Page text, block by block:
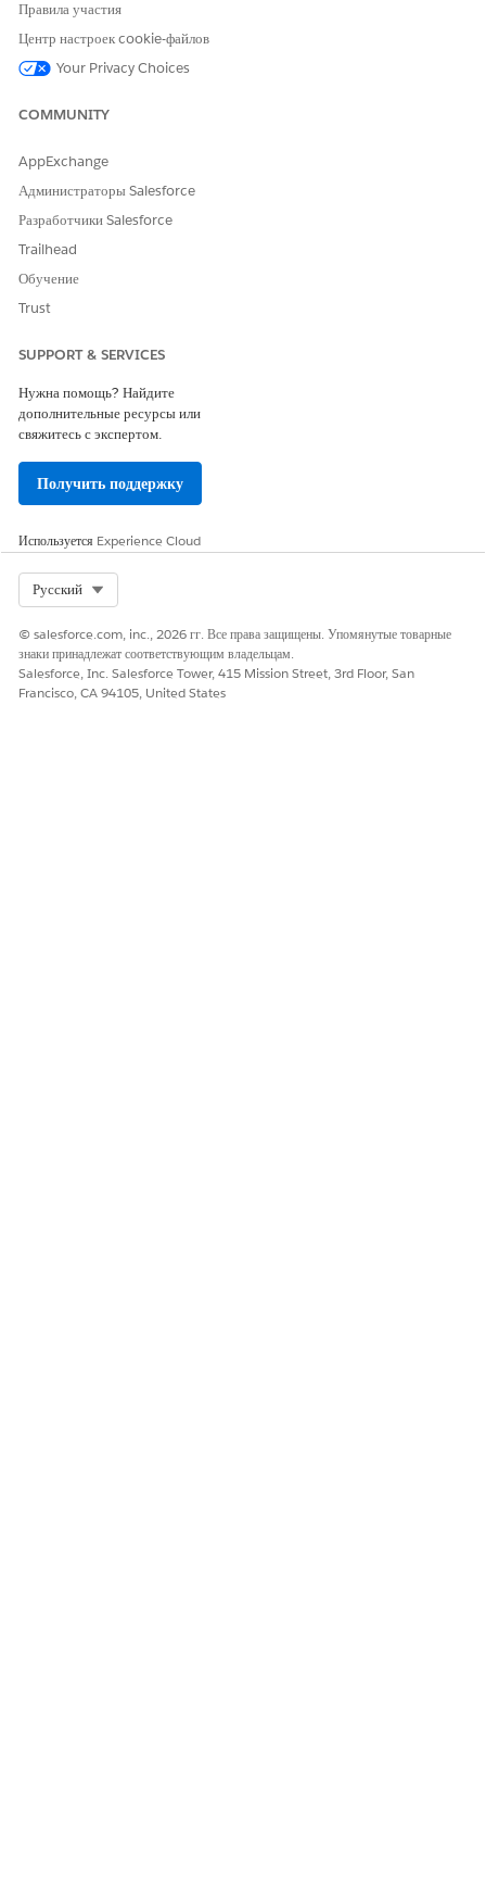
SEE ALSO
Add Data Use Purposes
ЭТА СТАТЬЯ РЕШИЛА ВАШУ ПРОБЛЕМУ?
Оставьте свой отзыв, чтобы мы могли стать лучше!
Правила участия
Центр настроек cookie-файлов
Your Privacy Choices
COMMUNITY
AppExchange
Администраторы Salesforce
Разработчики Salesforce
Trailhead
Обучение
Trust
SUPPORT & SERVICES
Нужна помощь? Найдите
дополнительные ресурсы или
свяжитесь с экспертом.
Получить поддержку
Используется Experience Cloud
Русский
© salesforce.com, inc., 2026 гг. Все права защищены. Упомянутые товарные
знаки принадлежат соответствующим владельцам.
Salesforce, Inc. Salesforce Tower, 415 Mission Street, 3rd Floor, San
Francisco, CA 94105, United States